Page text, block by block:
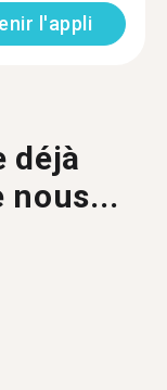
l'appli
déjà
nous...